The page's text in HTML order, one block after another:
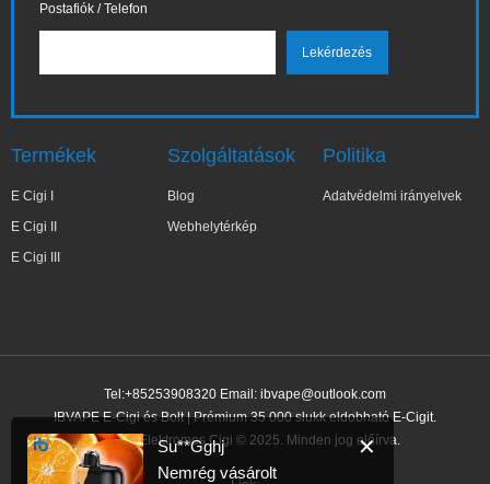
Postafiók / Telefon
Termékek
E Cigi I
E Cigi II
E Cigi III
Szolgáltatások
Blog
Webhelytérkép
Politika
Adatvédelmi irányelvek
Tel:+85253908320 Email: ibvape@outlook.com
IBVAPE E-Cigi és Bolt | Prémium 35 000 slukk eldobható E-Cigit.
IBVAPE Elektromos Cigi © 2025. Minden jog előírva.
✕
Su**Gghj
Nemrég vásárolt